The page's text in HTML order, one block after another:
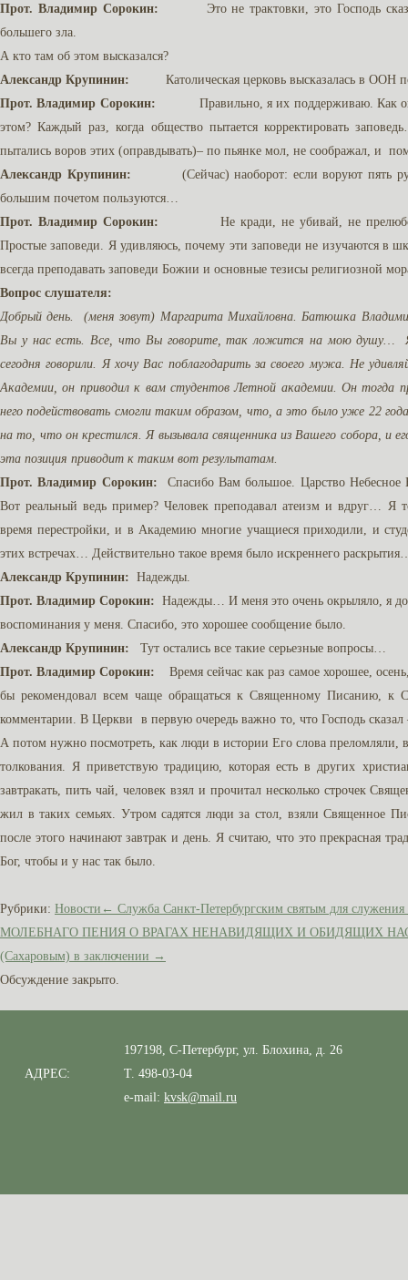
Прот. Владимир Сорокин: Это не трактовки, это Господь
большего зла.
А кто там об этом высказался?
Александр Крупинин: Католическая церковь высказалась в ООН по
Прот. Владимир Сорокин: Правильно, я их поддерживаю. Как они
этом? Каждый раз, когда общество пытается корректировать
пытались воров этих (оправдывать)– по пьянке мол, не соображал, и
Александр Крупинин: (Сейчас) наоборот: если воруют пять
большим почетом пользуются…
Прот. Владимир Сорокин: Не кради, не убивай, не
Простые заповеди. Я удивляюсь, почему эти заповеди не изучаются в
всегда преподавать заповеди Божии и основные тезисы религиозной
Вопрос слушателя:
Добрый день. (меня зовут) Маргарита Михайловна. Батюшка
Вы у нас есть. Все, что Вы говорите, так ложится на мою душу…
сегодня говорили. Я хочу Вас поблагодарить за своего мужа. Не
Академии, он приводил к вам студентов Летной академии. Он тогда
него подействовать смогли таким образом, что, а это было уже 22
на то, что он крестился. Я вызывала священника из Вашего собора, и
эта позиция приводит к таким вот результатам.
Прот. Владимир Сорокин: Спасибо Вам большое. Царство Небесное
Вот реальный ведь пример? Человек преподавал атеизм и вдруг… Я
время перестройки, и в Академию многие учащиеся приходили, и
этих встречах… Действительно такое время было искреннего
Александр Крупинин: Надежды.
Прот. Владимир Сорокин: Надежды… И меня это очень окрыляло, я
воспоминания у меня. Спасибо, это хорошее сообщение было.
Александр Крупинин: Тут остались все такие серьезные вопросы…
Прот. Владимир Сорокин: Время сейчас как раз самое хорошее,
бы рекомендовал всем чаще обращаться к Священному Писанию, к
комментарии. В Церкви в первую очередь важно то, что Господь
А потом нужно посмотреть, как люди в истории Его слова преломляли,
толкования. Я приветствую традицию, которая есть в других
завтракать, пить чай, человек взял и прочитал несколько строчек
жил в таких семьях. Утром садятся люди за стол, взяли Священное
после этого начинают завтрак и день. Я считаю, что это прекрасная
Бог, чтобы и у нас так было.
Рубрики: Новости ← Служба Санкт-Петербургским святым для
МОЛЕБНАГО ПЕНИЯ О ВРАГАХ НЕНАВИДЯЩИХ И ОБИДЯЩИХ НАС
(Сахаровым) в заключении →
Обсуждение закрыто.
АДРЕС:
197198, С-Петербург, ул. Блохина, д. 26
Т. 498-03-04
e-mail: kvsk@mail.ru